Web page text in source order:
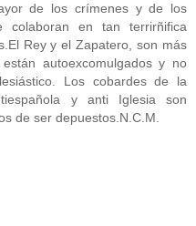
de los crímenes y de los
colaboran en tan terrirñifica
Rey y el Zapatero, son más
autoexcomulgados y no
Los cobardes de la
y anti Iglesia son
de ser depuestos.N.C.M.